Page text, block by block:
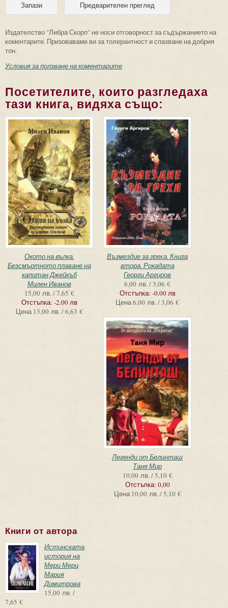
Издателство "Либра Скорп" не носи отговорност за съдържанието на
коментарите. Призоваваме ви за толерантност и спазване на добрия
тон.
Условия за ползване на коментарите
Посетителите, които разгледаха
тази книга, видяха също:
Окото на вълка.
Безсмъртното плаване на
капитан Джейкъб
Милен Иванов
15,00 лв. / 7,65 €
Отстъпка: -2.00 лв
Цена 13,00 лв. / 6,63 €
Възмездие за греха. Книга
втора. Рокадата
Георги Аргиров
6,00 лв. / 3,06 €
Отстъпка: -0.00 лв
Цена6,00 лв. / 3,06 €
Легенди от Белинташ
Таня Мир
10,00 лв. / 5,10 €
Отстъпка: 0,00
Цена 10,00 лв. / 5,10 €
Книги от автора
Истинската
история на
Мери Мерц
Мария
Димитрова
15,00 лв. /
7,65 €